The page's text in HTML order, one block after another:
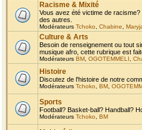
Racisme & Mixité
Vous avez été victime de
des autres.
Modérateurs Tchoko Chabine
Culture & Arts
Besoin de renseignement ou tout
musique afro, cette rubrique est
Modérateurs BM OGOTEMMELI
Histoire
Discutez de l'histoire de notre
Modérateurs Tchoko BM
Sports
Football? Basket-ball? Handball?
Modérateurs Tchoko BM